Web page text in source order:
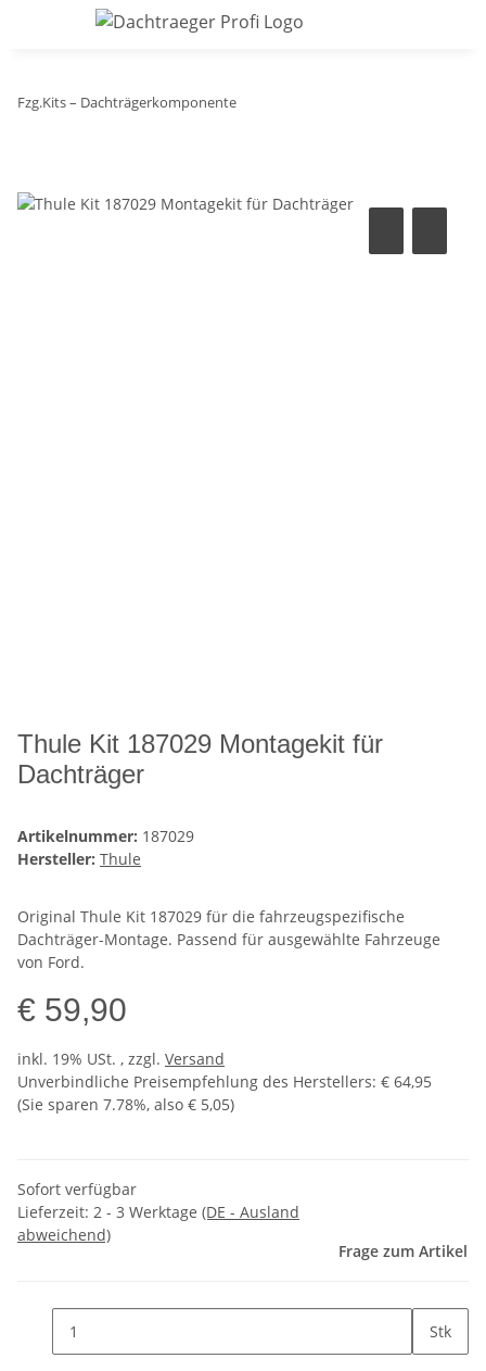
Fzg.Kits – Dachträgerkomponente
Thule Kit 187029 Montagekit für
Dachträger
Artikelnummer: 187029
Hersteller: Thule
Original Thule Kit 187029 für die fahrzeugspezifische
Dachträger-Montage. Passend für ausgewählte Fahrzeuge
von Ford.
€ 59,90
inkl. 19% USt. , zzgl. Versand
Unverbindliche Preisempfehlung des Herstellers: € 64,95
(Sie sparen 7.78%, also € 5,05)
Sofort verfügbar
Lieferzeit: 2 - 3 Werktage (DE - Ausland
abweichend)
Frage zum Artikel
Stk